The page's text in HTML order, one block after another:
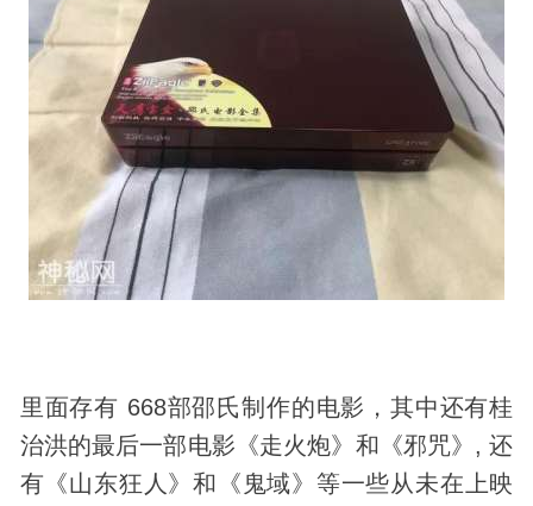
里面存有 668部邵氏制作的电影，其中还有桂
治洪的最后一部电影《走火炮》和《邪咒》, 还
有《山东狂人》和《鬼域》等一些从未在上映